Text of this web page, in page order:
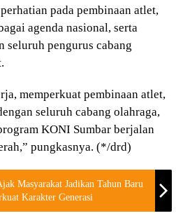
pada pembinaan atlet,
agenda nasional, serta
seluruh pengurus cabang
memperkuat pembinaan atlet,
seluruh cabang olahraga,
KONI Sumbar berjalan
pungkasnya. (*/drd)
Masyarakat Jadikan Tahun Baru
Karakter Generasi